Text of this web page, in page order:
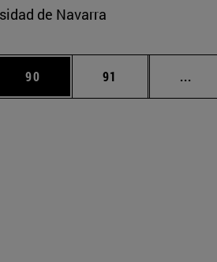
de Navarra
Use TAB para desplazarse.
Página
90 Página
91 ...